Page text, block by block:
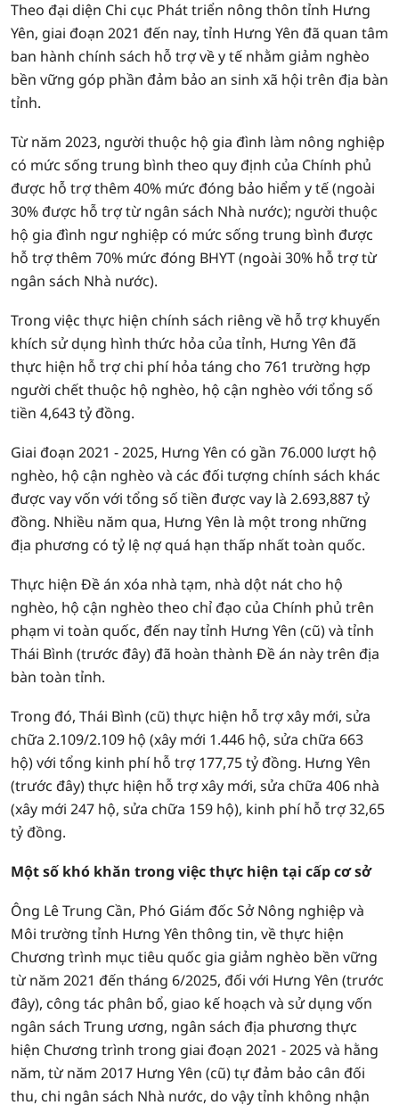
Theo đại diện Chi cục Phát triển nông thôn tỉnh Hưng
Yên, giai đoạn 2021 đến nay, tỉnh Hưng Yên đã quan tâm
ban hành chính sách hỗ trợ về y tế nhằm giảm nghèo
bền vững góp phần đảm bảo an sinh xã hội trên địa bàn
tỉnh.
Từ năm 2023, người thuộc hộ gia đình làm nông nghiệp
có mức sống trung bình theo quy định của Chính phủ
được hỗ trợ thêm 40% mức đóng bảo hiểm y tế (ngoài
30% được hỗ trợ từ ngân sách Nhà nước); người thuộc
hộ gia đình ngư nghiệp có mức sống trung bình được
hỗ trợ thêm 70% mức đóng BHYT (ngoài 30% hỗ trợ từ
ngân sách Nhà nước).
Trong việc thực hiện chính sách riêng về hỗ trợ khuyến
khích sử dụng hình thức hỏa của tỉnh, Hưng Yên đã
thực hiện hỗ trợ chi phí hỏa táng cho 761 trường hợp
người chết thuộc hộ nghèo, hộ cận nghèo với tổng số
tiền 4,643 tỷ đồng.
Giai đoạn 2021 - 2025, Hưng Yên có gần 76.000 lượt hộ
nghèo, hộ cận nghèo và các đối tượng chính sách khác
được vay vốn với tổng số tiền được vay là 2.693,887 tỷ
đồng. Nhiều năm qua, Hưng Yên là một trong những
địa phương có tỷ lệ nợ quá hạn thấp nhất toàn quốc.
Thực hiện Đề án xóa nhà tạm, nhà dột nát cho hộ
nghèo, hộ cận nghèo theo chỉ đạo của Chính phủ trên
phạm vi toàn quốc, đến nay tỉnh Hưng Yên (cũ) và tỉnh
Thái Bình (trước đây) đã hoàn thành Đề án này trên địa
bàn toàn tỉnh.
Trong đó, Thái Bình (cũ) thực hiện hỗ trợ xây mới, sửa
chữa 2.109/2.109 hộ (xây mới 1.446 hộ, sửa chữa 663
hộ) với tổng kinh phí hỗ trợ 177,75 tỷ đồng. Hưng Yên
(trước đây) thực hiện hỗ trợ xây mới, sửa chữa 406 nhà
(xây mới 247 hộ, sửa chữa 159 hộ), kinh phí hỗ trợ 32,65
tỷ đồng.
Một số khó khăn trong việc thực hiện tại cấp cơ sở
Ông Lê Trung Cần, Phó Giám đốc Sở Nông nghiệp và
Môi trường tỉnh Hưng Yên thông tin, về thực hiện
Chương trình mục tiêu quốc gia giảm nghèo bền vững
từ năm 2021 đến tháng 6/2025, đối với Hưng Yên (trước
đây), công tác phân bổ, giao kế hoạch và sử dụng vốn
ngân sách Trung ương, ngân sách địa phương thực
hiện Chương trình trong giai đoạn 2021 - 2025 và hằng
năm, từ năm 2017 Hưng Yên (cũ) tự đảm bảo cân đối
thu, chi ngân sách Nhà nước, do vậy tỉnh không nhận